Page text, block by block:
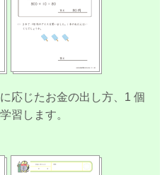
応じたお金の出し方、1 個
習します。